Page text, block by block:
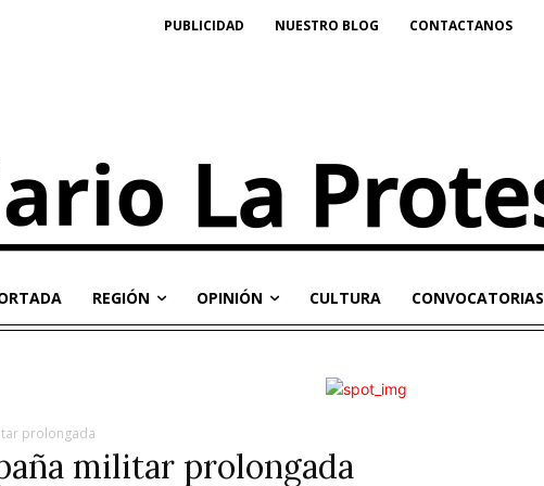
PUBLICIDAD NUESTRO BLOG CONTACTANOS
REGIÓN OPINIÓN CULTURA CONVOCATORIAS
prolongada
militar prolongada